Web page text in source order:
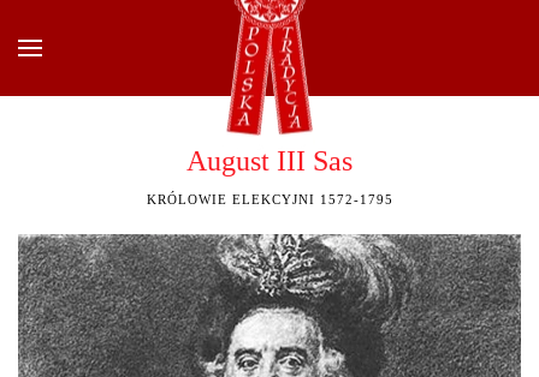
Przejdź do głównej treści
August III Sas
KRÓLOWIE ELEKCYJNI 1572-1795